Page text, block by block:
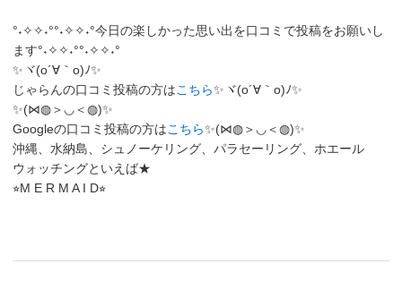
°˖✧✧˖°°˖✧✧˖°今日の楽しかった思い出を口コミで投稿をお願いし
ます°˖✧✧˖°°˖✧✧˖°
✨ヾ(o´∀｀o)ﾉ✨
じゃらんの口コミ投稿の方はこちら✨ヾ(o´∀｀o)ﾉ✨
✨(⋈◍＞◡＜◍)✨
Googleの口コミ投稿の方はこちら✨(⋈◍＞◡＜◍)✨
沖縄、水納島、シュノーケリング、パラセーリング、ホエール
ウォッチングといえば★
⭐︎M E R M A I D⭐︎